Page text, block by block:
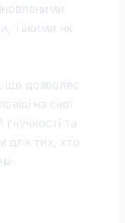
такими як
що дозволяє
на свої
та
для тих, хто